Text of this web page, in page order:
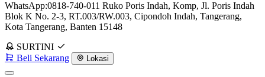
WhatsApp:0818-740-011 Ruko Poris Indah, Komp, Jl. Poris Indah
Blok K No. 2-3, RT.003/RW.003, Cipondoh Indah, Tangerang,
Kota Tangerang, Banten 15148
SURTINI
Beli Sekarang
Lokasi